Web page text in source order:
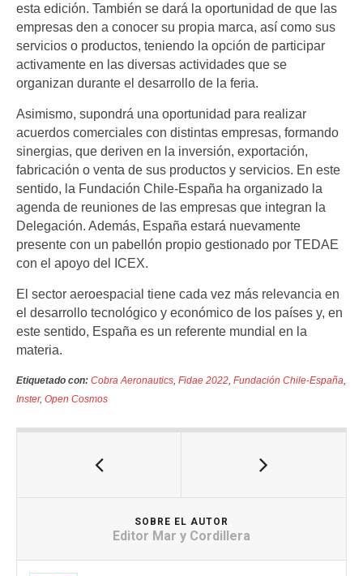
esta edición. También se dará la oportunidad de que las
empresas den a conocer su propia marca, así como sus
servicios o productos, teniendo la opción de participar
activamente en las diversas actividades que se
organizan durante el desarrollo de la feria.
Asimismo, supondrá una oportunidad para realizar
acuerdos comerciales con distintas empresas, formando
sinergias, que deriven en la inversión, exportación,
fabricación o venta de sus productos y servicios. En este
sentido, la Fundación Chile-España ha organizado la
agenda de reuniones de las empresas que integran la
Delegación. Además, España estará nuevamente
presente con un pabellón propio gestionado por TEDAE
con el apoyo del ICEX.
El sector aeroespacial tiene cada vez más relevancia en
el desarrollo tecnológico y económico de los países y, en
este sentido, España es un referente mundial en la
materia.
Etiquetado con: Cobra Aeronautics Fidae 2022 Fundación Chile-España
Inster, Open Cosmos
SOBRE EL AUTOR
Editor Mar y Cordillera